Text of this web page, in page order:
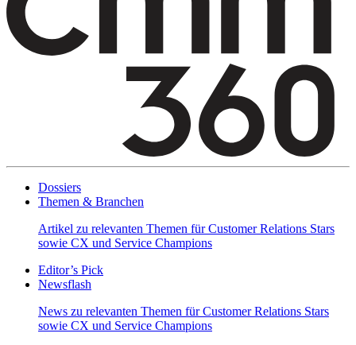
Dossiers
Themen & Branchen
Artikel zu relevanten Themen für Customer Relations Stars
sowie CX und Service Champions
Editor’s Pick
Newsflash
News zu relevanten Themen für Customer Relations Stars
sowie CX und Service Champions